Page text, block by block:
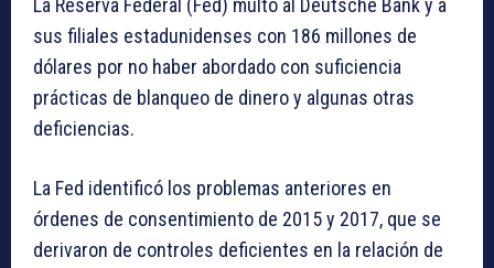
La Reserva Federal (Fed) multó al Deutsche Bank y a
sus filiales estadunidenses con 186 millones de
dólares por no haber abordado con suficiencia
prácticas de blanqueo de dinero y algunas otras
deficiencias.
La Fed identificó los problemas anteriores en
órdenes de consentimiento de 2015 y 2017, que se
derivaron de controles deficientes en la relación de